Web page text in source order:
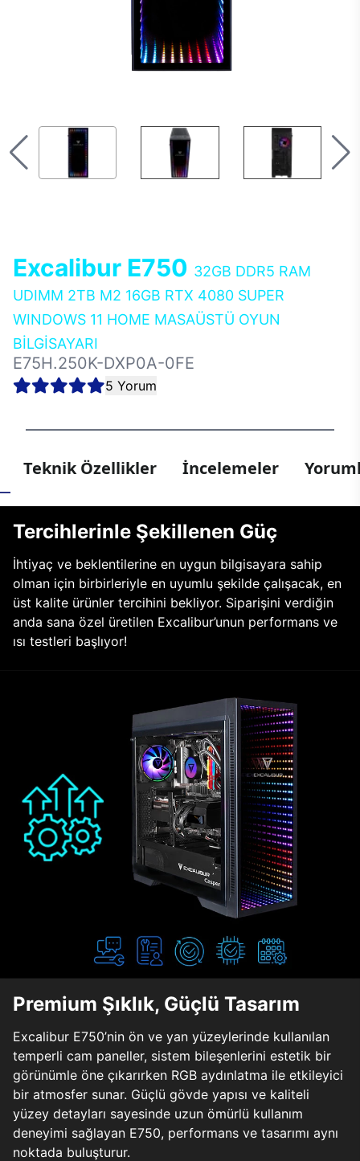
Excalibur E750 32GB DDR5 RAM
UDIMM 2TB M2 16GB RTX 4080 SUPER
WINDOWS 11 HOME MASAÜSTÜ OYUN
BİLGİSAYARI
E75H.250K-DXP0A-0FE
5 Yorum
Teknik Özellikler İncelemeler
Tercihlerinle Şekillenen Güç
İhtiyaç ve beklentilerine en uygun bilgisayara sahip
olman için birbirleriyle en uyumlu şekilde çalışacak, en
üst kalite ürünler tercihini bekliyor. Siparişini verdiğin
anda sana özel üretilen Excalibur’unun performans ve
ısı testleri başlıyor!
Premium Şıklık, Güçlü Tasarım
Excalibur E750’nin ön ve yan yüzeylerinde kullanılan
temperli cam paneller, sistem bileşenlerini estetik bir
görünümle öne çıkarırken RGB aydınlatma ile etkileyici
bir atmosfer sunar. Güçlü gövde yapısı ve kaliteli
yüzey detayları sayesinde uzun ömürlü kullanım
deneyimi sağlayan E750, performans ve tasarımı aynı
noktada buluşturur.